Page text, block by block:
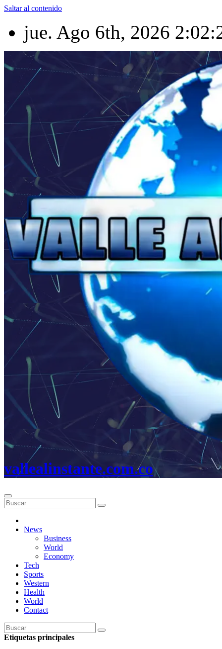
Saltar al contenido
jue. Ago 6th, 2026
vallealinstante.com.co
News
Business
World
Economy
Tech
Sports
Western
Health
World
Contact
Etiquetas principales